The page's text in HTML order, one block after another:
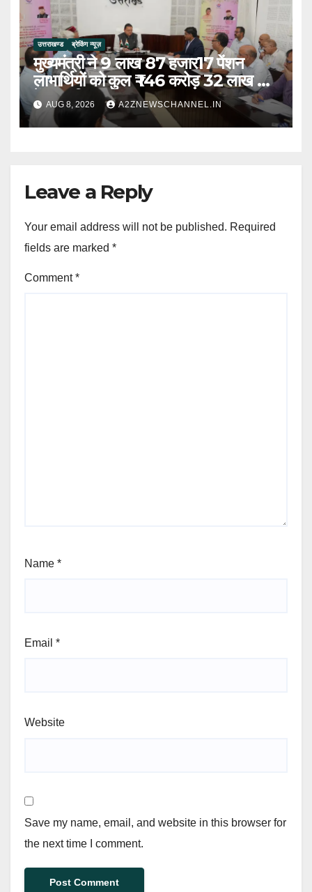
उत्तराखण्ड ब्रेकिंग न्यूज़
मुख्यमंत्री ने 9 लाख 87 हजार17 पेंशन
लाभार्थियों को कुल ₹ 146 करोड़ 32 लाख की
पेंशन राशि का किया भुगतान
AUG 8, 2026 A2ZNEWSCHANNEL.IN
Leave a Reply
Your email address will not be published. Required
fields are marked *
Comment*
Name *
Email *
Website
Save my name, email, and website in this browser for
the next time I comment.